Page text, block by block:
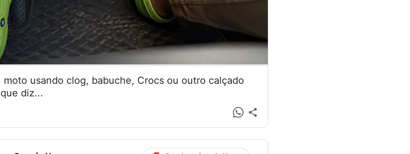
moto usando clog, babuche, Crocs ou outro calçado
diz...